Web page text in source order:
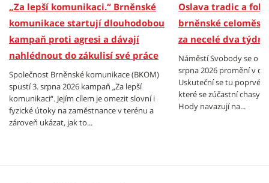
„Za lepší komunikaci.“ Brněnské
komunikace startují dlouhodobou
kampaň proti agresi a dávají
nahlédnout do zákulisí své práce
Společnost Brněnské komunikace (BKOM)
spustí 3. srpna 2026 kampaň „Za lepší
komunikaci“. Jejím cílem je omezit slovní i
fyzické útoky na zaměstnance v terénu a
zároveň ukázat, jak to...
Oslava tradic a
brněnské
za necelé dva týdny
Náměstí Svobody se o
srpna 2026 promění v
Uskuteční se tu poprvé
které se zúčastní chasy
Hody navazují na...